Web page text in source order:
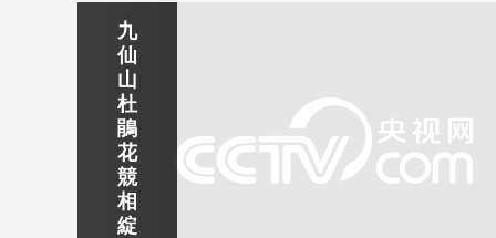
正在直播
廣東韶關車八嶺
車八嶺國家級自然保護區，屬森林生態類型自然保護區，是中
雲
探
古
北
水
鎮
雲
賞
黃
山
美
景
南
京
玄
武
湖
景
區
焦
作
紅
石
峽
靜
賞
京
娘
湖
秦
皇
島
金
夢
海
灣
岜
沙
苗
寨
雲
海
日
出
九
仙
山
杜
鵑
花
競
相
綻